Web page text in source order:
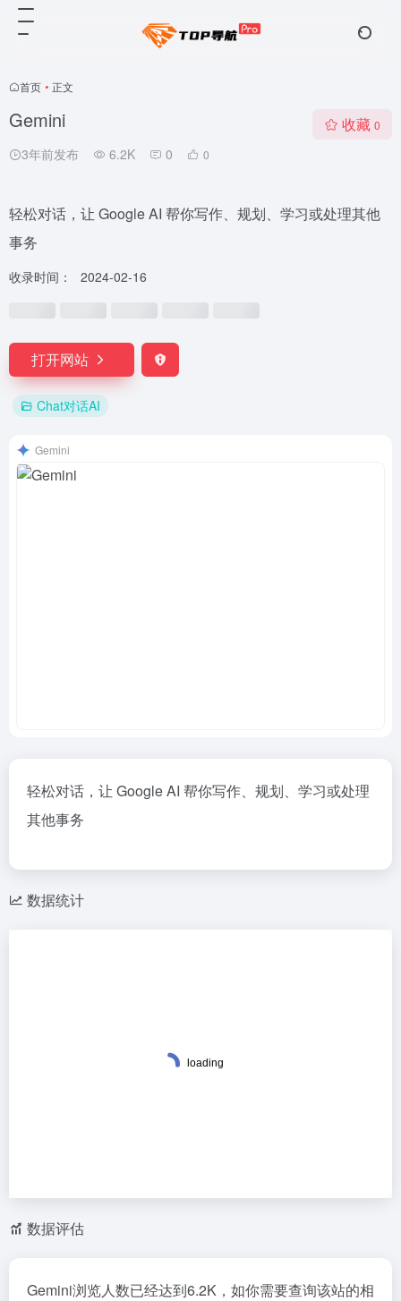
首页 • 正文
Gemini
3年前发布 6.2K 0 0
收藏 0
轻松对话，让 Google AI 帮你写作、规划、学习或处理其他
事务
收录时间： 2024-02-16
打开网站
Chat对话AI
Gemini
轻松对话，让 Google AI 帮你写作、规划、学习或处理
其他事务
数据统计
数据评估
Gemini浏览人数已经达到6.2K，如你需要查询该站的相